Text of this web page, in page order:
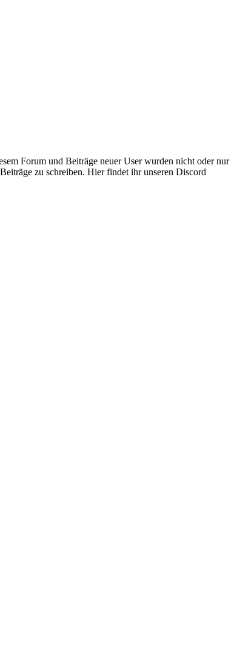
Forum und Beiträge neuer User wurden nicht oder nur
zu schreiben. Hier findet ihr unseren Discord